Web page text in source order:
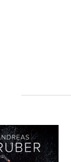
tyrėjas
fiordų
Tačiau,